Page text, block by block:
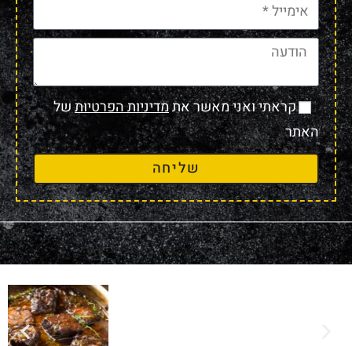
קראתי ואני מאשר אתמדיניות הפרטיותשל
האתר
שליחה